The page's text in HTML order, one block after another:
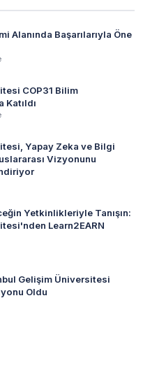
Alanında Başarılarıyla Öne
COP31 Bilim
Katıldı
Yapay Zeka ve Bilgi
Vizyonunu
Yetkinlikleriyle Tanışın:
Learn2EARN
Gelişim Üniversitesi
Oldu